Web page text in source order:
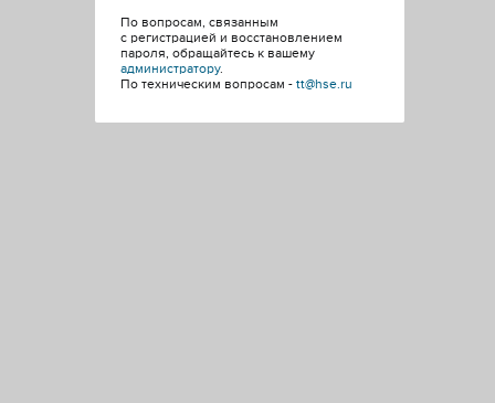
По вопросам, связанным
с регистрацией и восстановлением
пароля, обращайтесь к вашему
администратору.
По техническим вопросам - tt@hse.ru